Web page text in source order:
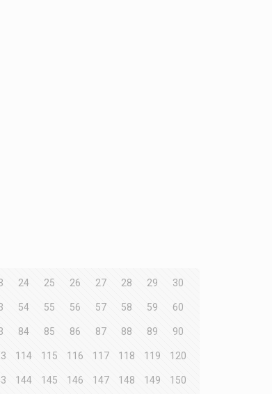
24 25 26 27 28 29 30
54 55 56 57 58 59 60
84 85 86 87 88 89 90
114 115 116 117 118 119 120
144 145 146 147 148 149 150